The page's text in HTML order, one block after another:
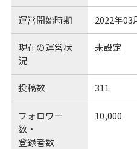
運営開始時期 2022年03
現在の運営状
況
未設定
投稿数 311
フォロワー
数・
登録者数
10,000